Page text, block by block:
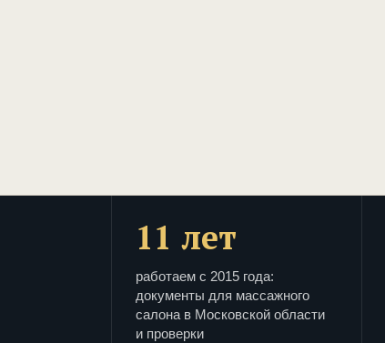
11 лет
работаем с 2015 года:
документы для массажного
салона в Московской области
и проверки